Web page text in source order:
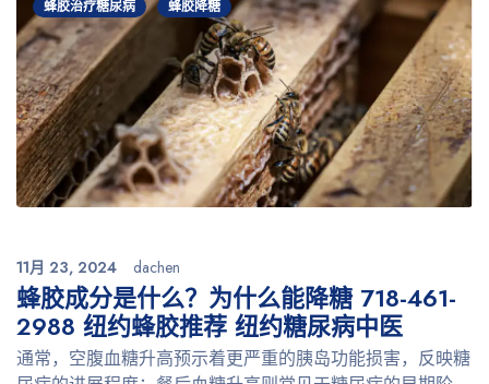
蜂胶治疗糖尿病
蜂胶降糖
11月 23, 2024 dachen
蜂胶成分是什么？为什么能降糖 718-461-
2988 纽约蜂胶推荐 纽约糖尿病中医
通常，空腹血糖升高预示着更严重的胰岛功能损害，反映糖